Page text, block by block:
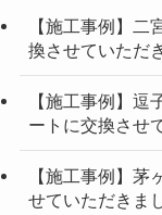
【施工事例】
換させていただ
【施工事例】
ートに交換させ
【施工事例】
せていただきま